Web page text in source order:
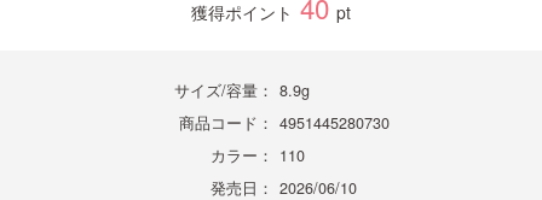
獲得ポイント pt
サイズ/容量： 8.9g
商品コード： 4951445280730
カラー：
110
発売日： 2026/06/10